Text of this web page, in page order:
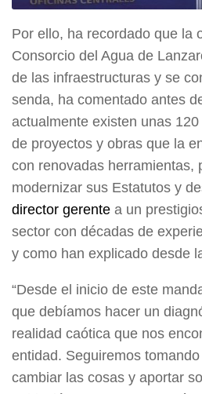
Por ello, ha recordado que la
Consorcio del Agua de
de las infraestructuras y se
senda, ha comentado antes
actualmente existen unas
de proyectos y obras que la
con renovadas herramientas,
modernizar sus Estatutos y
director gerente a un
sector con décadas de
y como han explicado desde
“Desde el inicio de este
que debíamos hacer un
realidad caótica que nos
entidad. Seguiremos
cambiar las cosas y aportar